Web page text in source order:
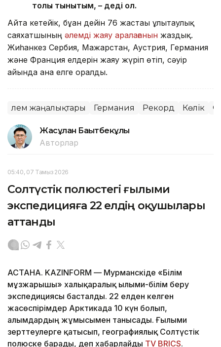
толық тынықтым, – деді ол.
Айта кетейік, бұған дейін 76 жастағы ұлытаулық
саяхатшының әлемді жаяу аралағанын жаздық.
Жиһанкез Сербия, Мажарстан, Аустрия, Германия
және Франция елдерін жаяу жүріп өтіп, сәуір
айында ғана елге оралды.
Әлем жаңалықтары Германия Рекорд Көлік
Жасұлан Бақытбекұлы
Авторлар
05:40, 07 Тамыз 2026
Солтүстік полюстегі ғылыми
экспедицияға 22 елдің оқушылары
аттанды
АСТАНА. KAZINFORM — Мурманскіде «Білім
мұзжарғышы» халықаралық ғылыми-білім беру
экспедициясы басталды. 22 елден келген
жасөспірімдер Арктикада 10 күн болып,
ғалымдардың жұмысымен танысады. Ғылыми
зерттеулерге қатысып, географиялық Солтүстік
полюске барады, деп хабарлайды TV BRICS.